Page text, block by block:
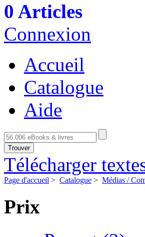
0 Articles
Connexion
Accueil
Catalogue
Aide
Trouver
Télécharger
Page d'accueil > Catalogue > Médias /
Prix